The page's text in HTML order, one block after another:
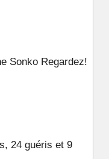
Sonko Regardez!
24 guéris et 9